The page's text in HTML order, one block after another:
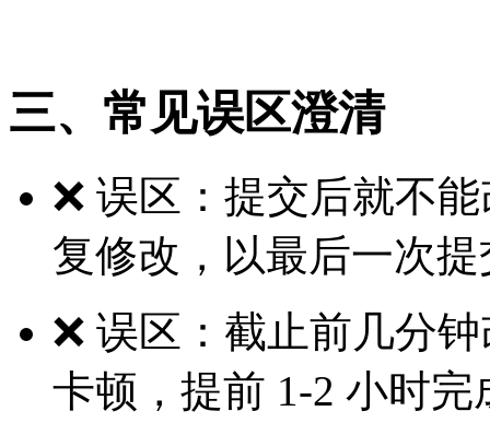
三、常见误区澄清
❌ 误区：提交后就不
复修改，以最后一次
❌ 误区：截止前几分
卡顿，提前 1-2 小时